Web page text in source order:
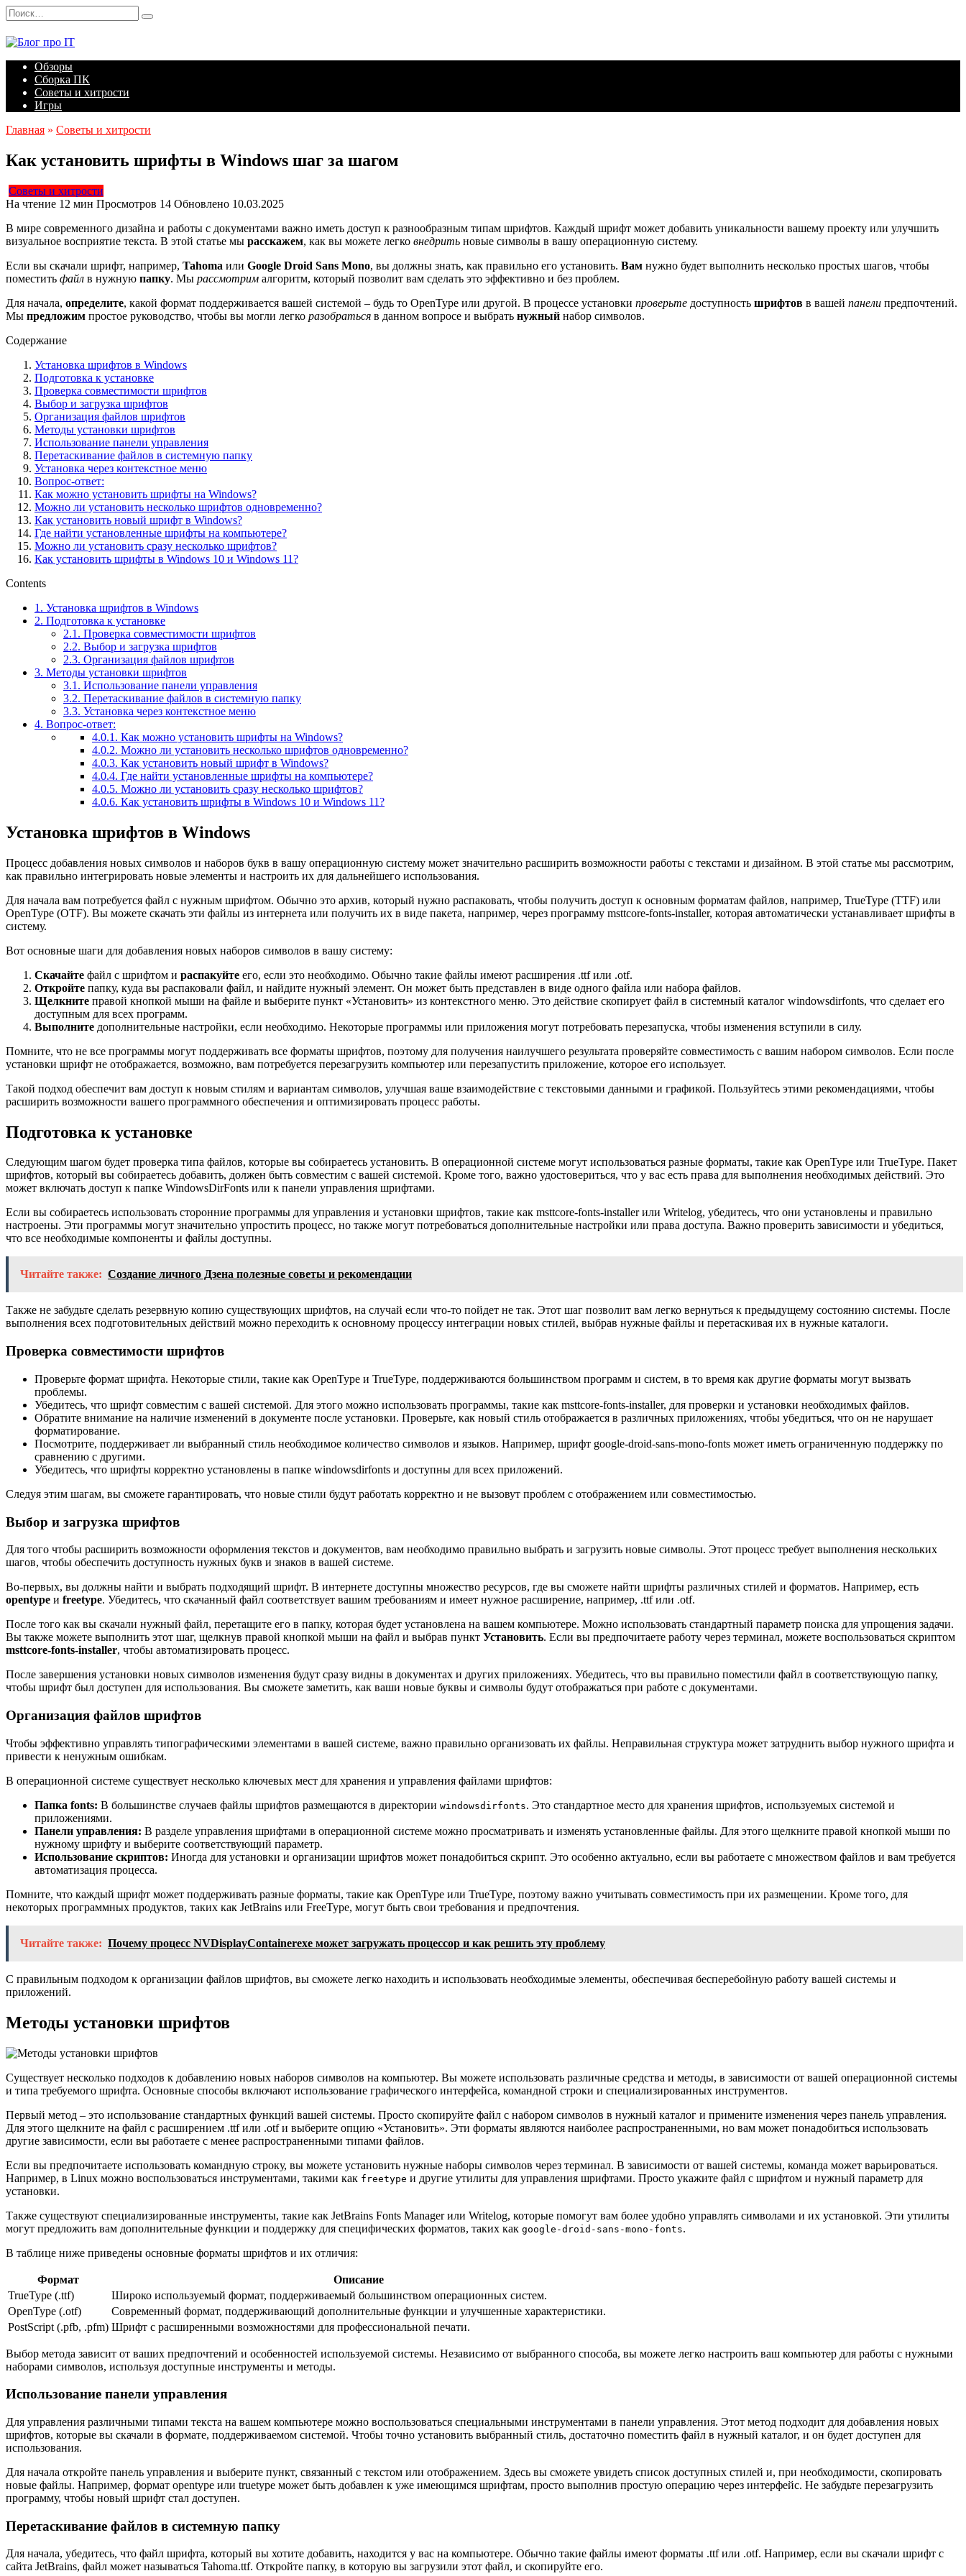
Перейти
к
содержанию
Search
for:
Обзоры
Сборка ПК
Советы и хитрости
Игры
Главная » Советы и хитрости
Как установить шрифты в Windows шаг за шагом
Советы и хитрости
На чтение 12 мин Просмотров 14 Обновлено 10.03.2025
В мире современного дизайна и работы с документами важно иметь доступ к разнообразным типам шрифтов. Каждый шрифт может добавить уникальности вашему проекту или улучшить
визуальное восприятие текста. В этой статье мы расскажем, как вы можете легко внедрить новые символы в вашу операционную систему.
Если вы скачали шрифт, например, Tahoma или Google Droid Sans Mono, вы должны знать, как правильно его установить. Вам нужно будет выполнить несколько простых шагов, чтобы
поместить файл в нужную папку. Мы рассмотрим алгоритм, который позволит вам сделать это эффективно и без проблем.
Для начала, определите, какой формат поддерживается вашей системой – будь то OpenType или другой. В процессе установки проверьте доступность шрифтов в вашей панели предпочтений.
Мы предложим простое руководство, чтобы вы могли легко разобраться в данном вопросе и выбрать нужный набор символов.
Содержание
Установка шрифтов в Windows
Подготовка к установке
Проверка совместимости шрифтов
Выбор и загрузка шрифтов
Организация файлов шрифтов
Методы установки шрифтов
Использование панели управления
Перетаскивание файлов в системную папку
Установка через контекстное меню
Вопрос-ответ:
Как можно установить шрифты на Windows?
Можно ли установить несколько шрифтов одновременно?
Как установить новый шрифт в Windows?
Где найти установленные шрифты на компьютере?
Можно ли установить сразу несколько шрифтов?
Как установить шрифты в Windows 10 и Windows 11?
Contents
1. Установка шрифтов в Windows
2. Подготовка к установке
2.1. Проверка совместимости шрифтов
2.2. Выбор и загрузка шрифтов
2.3. Организация файлов шрифтов
3. Методы установки шрифтов
3.1. Использование панели управления
3.2. Перетаскивание файлов в системную папку
3.3. Установка через контекстное меню
4. Вопрос-ответ:
4.0.1. Как можно установить шрифты на Windows?
4.0.2. Можно ли установить несколько шрифтов одновременно?
4.0.3. Как установить новый шрифт в Windows?
4.0.4. Где найти установленные шрифты на компьютере?
4.0.5. Можно ли установить сразу несколько шрифтов?
4.0.6. Как установить шрифты в Windows 10 и Windows 11?
Установка шрифтов в Windows
Процесс добавления новых символов и наборов букв в вашу операционную систему может значительно расширить возможности работы с текстами и дизайном. В этой статье мы рассмотрим,
как правильно интегрировать новые элементы и настроить их для дальнейшего использования.
Для начала вам потребуется файл с нужным шрифтом. Обычно это архив, который нужно распаковать, чтобы получить доступ к основным форматам файлов, например, TrueType (TTF) или
OpenType (OTF). Вы можете скачать эти файлы из интернета или получить их в виде пакета, например, через программу msttcore-fonts-installer, которая автоматически устанавливает шрифты в
систему.
Вот основные шаги для добавления новых наборов символов в вашу систему:
Скачайте файл с шрифтом и распакуйте его, если это необходимо. Обычно такие файлы имеют расширения .ttf или .otf.
Откройте папку, куда вы распаковали файл, и найдите нужный элемент. Он может быть представлен в виде одного файла или набора файлов.
Щелкните правой кнопкой мыши на файле и выберите пункт «Установить» из контекстного меню. Это действие скопирует файл в системный каталог windowsdirfonts, что сделает его
доступным для всех программ.
Выполните дополнительные настройки, если необходимо. Некоторые программы или приложения могут потребовать перезапуска, чтобы изменения вступили в силу.
Помните, что не все программы могут поддерживать все форматы шрифтов, поэтому для получения наилучшего результата проверяйте совместимость с вашим набором символов. Если после
установки шрифт не отображается, возможно, вам потребуется перезагрузить компьютер или перезапустить приложение, которое его использует.
Такой подход обеспечит вам доступ к новым стилям и вариантам символов, улучшая ваше взаимодействие с текстовыми данными и графикой. Пользуйтесь этими рекомендациями, чтобы
расширить возможности вашего программного обеспечения и оптимизировать процесс работы.
Подготовка к установке
Следующим шагом будет проверка типа файлов, которые вы собираетесь установить. В операционной системе могут использоваться разные форматы, такие как OpenType или TrueType. Пакет
шрифтов, который вы собираетесь добавить, должен быть совместим с вашей системой. Кроме того, важно удостовериться, что у вас есть права для выполнения необходимых действий. Это
может включать доступ к папке WindowsDirFonts или к панели управления шрифтами.
Если вы собираетесь использовать сторонние программы для управления и установки шрифтов, такие как msttcore-fonts-installer или Writelog, убедитесь, что они установлены и правильно
настроены. Эти программы могут значительно упростить процесс, но также могут потребоваться дополнительные настройки или права доступа. Важно проверить зависимости и убедиться,
что все необходимые компоненты и файлы доступны.
Читайте также: Создание личного Дзена полезные советы и рекомендации
Также не забудьте сделать резервную копию существующих шрифтов, на случай если что-то пойдет не так. Этот шаг позволит вам легко вернуться к предыдущему состоянию системы. После
выполнения всех подготовительных действий можно переходить к основному процессу интеграции новых стилей, выбрав нужные файлы и перетаскивая их в нужные каталоги.
Проверка совместимости шрифтов
Проверьте формат шрифта. Некоторые стили, такие как OpenType и TrueType, поддерживаются большинством программ и систем, в то время как другие форматы могут вызвать
проблемы.
Убедитесь, что шрифт совместим с вашей системой. Для этого можно использовать программы, такие как msttcore-fonts-installer, для проверки и установки необходимых файлов.
Обратите внимание на наличие изменений в документе после установки. Проверьте, как новый стиль отображается в различных приложениях, чтобы убедиться, что он не нарушает
форматирование.
Посмотрите, поддерживает ли выбранный стиль необходимое количество символов и языков. Например, шрифт google-droid-sans-mono-fonts может иметь ограниченную поддержку по
сравнению с другими.
Убедитесь, что шрифты корректно установлены в папке windowsdirfonts и доступны для всех приложений.
Следуя этим шагам, вы сможете гарантировать, что новые стили будут работать корректно и не вызовут проблем с отображением или совместимостью.
Выбор и загрузка шрифтов
Для того чтобы расширить возможности оформления текстов и документов, вам необходимо правильно выбрать и загрузить новые символы. Этот процесс требует выполнения нескольких
шагов, чтобы обеспечить доступность нужных букв и знаков в вашей системе.
Во-первых, вы должны найти и выбрать подходящий шрифт. В интернете доступны множество ресурсов, где вы сможете найти шрифты различных стилей и форматов. Например, есть
opentype и freetype. Убедитесь, что скачанный файл соответствует вашим требованиям и имеет нужное расширение, например, .ttf или .otf.
После того как вы скачали нужный файл, перетащите его в папку, которая будет установлена на вашем компьютере. Можно использовать стандартный параметр поиска для упрощения задачи.
Вы также можете выполнить этот шаг, щелкнув правой кнопкой мыши на файл и выбрав пункт Установить. Если вы предпочитаете работу через терминал, можете воспользоваться скриптом
msttcore-fonts-installer, чтобы автоматизировать процесс.
После завершения установки новых символов изменения будут сразу видны в документах и других приложениях. Убедитесь, что вы правильно поместили файл в соответствующую папку,
чтобы шрифт был доступен для использования. Вы сможете заметить, как ваши новые буквы и символы будут отображаться при работе с документами.
Организация файлов шрифтов
Чтобы эффективно управлять типографическими элементами в вашей системе, важно правильно организовать их файлы. Неправильная структура может затруднить выбор нужного шрифта и
привести к ненужным ошибкам.
В операционной системе существует несколько ключевых мест для хранения и управления файлами шрифтов:
Папка fonts: В большинстве случаев файлы шрифтов размещаются в директории windowsdirfonts. Это стандартное место для хранения шрифтов, используемых системой и
приложениями.
Панели управления: В разделе управления шрифтами в операционной системе можно просматривать и изменять установленные файлы. Для этого щелкните правой кнопкой мыши по
нужному шрифту и выберите соответствующий параметр.
Использование скриптов: Иногда для установки и организации шрифтов может понадобиться скрипт. Это особенно актуально, если вы работаете с множеством файлов и вам требуется
автоматизация процесса.
Помните, что каждый шрифт может поддерживать разные форматы, такие как OpenType или TrueType, поэтому важно учитывать совместимость при их размещении. Кроме того, для
некоторых программных продуктов, таких как JetBrains или FreeType, могут быть свои требования и предпочтения.
Читайте также: Почему процесс NVDisplayContainerexe может загружать процессор и как решить эту проблему
С правильным подходом к организации файлов шрифтов, вы сможете легко находить и использовать необходимые элементы, обеспечивая бесперебойную работу вашей системы и
приложений.
Методы установки шрифтов
Существует несколько подходов к добавлению новых наборов символов на компьютер. Вы можете использовать различные средства и методы, в зависимости от вашей операционной системы
и типа требуемого шрифта. Основные способы включают использование графического интерфейса, командной строки и специализированных инструментов.
Первый метод – это использование стандартных функций вашей системы. Просто скопируйте файл с набором символов в нужный каталог и примените изменения через панель управления.
Для этого щелкните на файл с расширением .ttf или .otf и выберите опцию «Установить». Эти форматы являются наиболее распространенными, но вам может понадобиться использовать
другие зависимости, если вы работаете с менее распространенными типами файлов.
Если вы предпочитаете использовать командную строку, вы можете установить нужные наборы символов через терминал. В зависимости от вашей системы, команда может варьироваться.
Например, в Linux можно воспользоваться инструментами, такими как freetype и другие утилиты для управления шрифтами. Просто укажите файл с шрифтом и нужный параметр для
установки.
Также существуют специализированные инструменты, такие как JetBrains Fonts Manager или Writelog, которые помогут вам более удобно управлять символами и их установкой. Эти утилиты
могут предложить вам дополнительные функции и поддержку для специфических форматов, таких как google-droid-sans-mono-fonts.
В таблице ниже приведены основные форматы шрифтов и их отличия:
Формат
Описание
TrueType (.ttf)
Широко используемый формат, поддерживаемый большинством операционных систем.
OpenType (.otf)
Современный формат, поддерживающий дополнительные функции и улучшенные характеристики.
PostScript (.pfb, .pfm) Шрифт с расширенными возможностями для профессиональной печати.
Выбор метода зависит от ваших предпочтений и особенностей используемой системы. Независимо от выбранного способа, вы можете легко настроить ваш компьютер для работы с нужными
наборами символов, используя доступные инструменты и методы.
Использование панели управления
Для управления различными типами текста на вашем компьютере можно воспользоваться специальными инструментами в панели управления. Этот метод подходит для добавления новых
шрифтов, которые вы скачали в формате, поддерживаемом системой. Чтобы точно установить выбранный стиль, достаточно поместить файл в нужный каталог, и он будет доступен для
использования.
Для начала откройте панель управления и выберите пункт, связанный с текстом или отображением. Здесь вы сможете увидеть список доступных стилей и, при необходимости, скопировать
новые файлы. Например, формат opentype или truetype может быть добавлен к уже имеющимся шрифтам, просто выполнив простую операцию через интерфейс. Не забудьте перезагрузить
программу, чтобы новый шрифт стал доступен.
Перетаскивание файлов в системную папку
Для начала, убедитесь, что файл шрифта, который вы хотите добавить, находится у вас на компьютере. Обычно такие файлы имеют форматы .ttf или .otf. Например, если вы скачали шрифт с
сайта JetBrains, файл может называться Tahoma.ttf. Откройте папку, в которую вы загрузили этот файл, и скопируйте его.